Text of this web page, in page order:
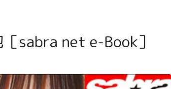
sabra net e-Book］